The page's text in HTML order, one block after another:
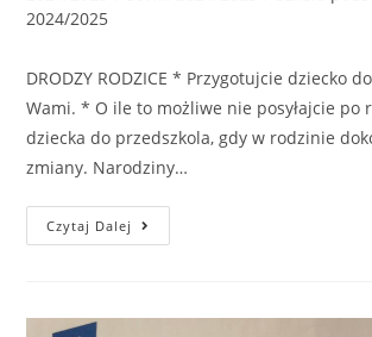
2024/2025
DRODZY RODZICE * Przygotujcie dziecko
Wami. * O ile to możliwe nie posyłajcie po
dziecka do przedszkola, gdy w rodzinie
zmiany. Narodziny…
Czytaj Dalej